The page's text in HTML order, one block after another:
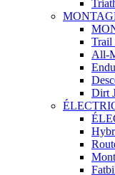
Trail
All-
Dirt